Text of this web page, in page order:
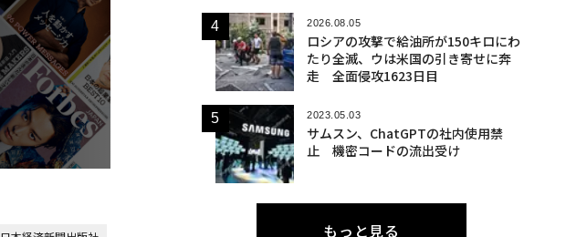
2026.08.05
ロシアの攻撃で給油所が150キロにわ
たり全滅、ウは米国の引き寄せに奔
走 全面侵攻1623日目
2023.05.03
サムスン、ChatGPTの社内使用禁
止 機密コードの流出受け
もっと見る